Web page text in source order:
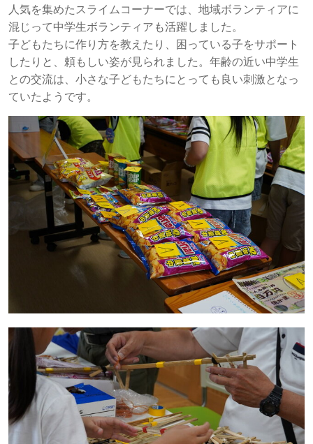
人気を集めたスライムコーナーでは、地域ボランティアに
混じって中学生ボランティアも活躍しました。
子どもたちに作り方を教えたり、困っている子をサポート
したりと、頼もしい姿が見られました。年齢の近い中学生
との交流は、小さな子どもたちにとっても良い刺激となっ
ていたようです。